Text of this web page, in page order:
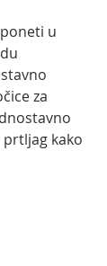
u
za
kako